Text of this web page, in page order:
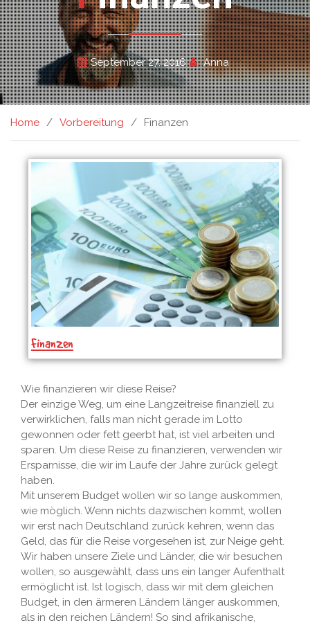
September 27, 2016 Anna
Home Vorbereitung Finanzen
Finanzen
Wie finanzieren wir diese Reise?
Der einzige Weg, um eine Langzeitreise finanziell zu
verwirklichen, falls man nicht gerade im Lotto
gewonnen oder fett geerbt hat, ist viel arbeiten und
sparen. Um diese Reise zu finanzieren, verwenden wir
Ersparnisse, die wir im Laufe der Jahre zurück gelegt
haben.
Mit unserem Budget wollen wir so lange auskommen,
wie möglich. Wenn nichts dazwischen kommt, wollen
wir erst nach Deutschland zurück kehren, wenn das
Geld, das für die Reise vorgesehen ist, zur Neige geht.
Wir haben unsere Ziele und Länder, die wir besuchen
wollen, so ausgewählt, dass uns ein langer Aufenthalt
ermöglicht ist. Ist logisch, dass wir mit dem gleichen
Budget, in den ärmeren Ländern länger auskommen,
als in den reichen Ländern! So sind afrikanische,